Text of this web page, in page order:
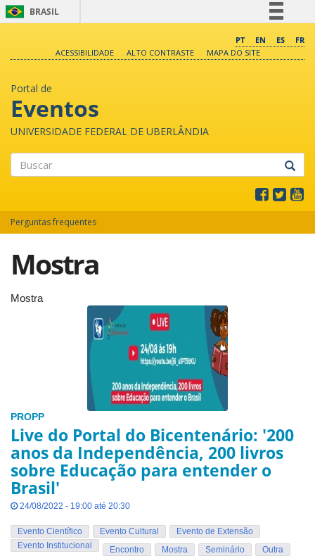
BRASIL
Comunica BR
PT EN ES
FR
ACESSIBILIDADE
ALTO CONTRASTE MAPA DO SITE
Portal de
Eventos
UNIVERSIDADE FEDERAL DE UBERLÂNDIA
Perguntas frequentes
Mostra
Mostra
PROPP
Live do Portal do Bicentenário: '200
anos da Independência, 200 livros
sobre Educação para entender o
Brasil'
24/08/2022 - 19:00 até 20:30
Evento Científico Evento Cultural
Evento de Extensão
Evento Institucional
Encontro Mostra Seminário Outra